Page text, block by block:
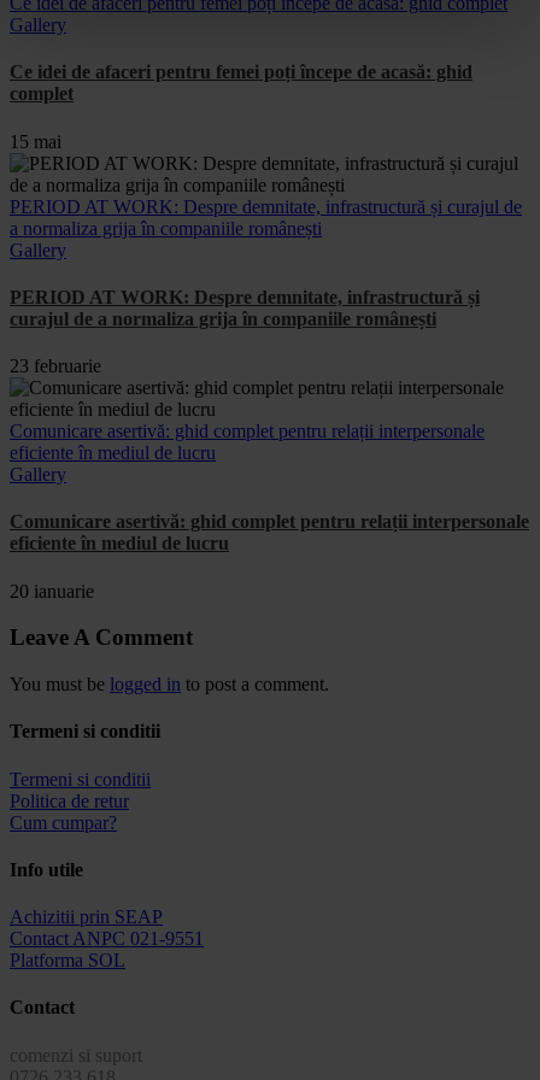
Gallery
Ce idei de afaceri pentru femei poți începe de acasă: ghid
complet
15 mai
PERIOD AT WORK: Despre demnitate, infrastructură și curajul de
a normaliza grija în companiile românești
Gallery
PERIOD AT WORK: Despre demnitate, infrastructură și
curajul de a normaliza grija în companiile românești
23 februarie
Comunicare asertivă: ghid complet pentru relații interpersonale
eficiente în mediul de lucru
Gallery
Comunicare asertivă: ghid complet pentru relații interpersonale
eficiente în mediul de lucru
20 ianuarie
Leave A Comment
You must be logged in to post a comment.
Termeni si conditii
Termeni si conditii
Politica de retur
Cum cumpar?
Info utile
Achizitii prin SEAP
Contact ANPC 021-9551
Platforma SOL
Contact
comenzi si suport